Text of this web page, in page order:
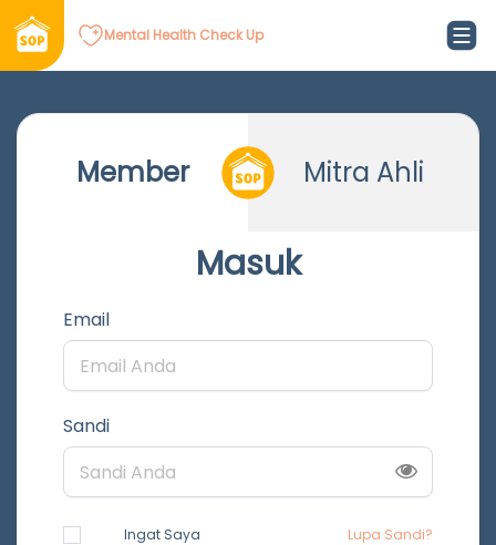
Mental Health Check Up
Member Mitra Ahli
Masuk
Email
Sandi
Ingat Saya Lupa Sandi?